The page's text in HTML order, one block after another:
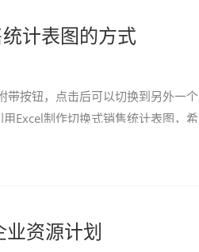
计表图的方式
按钮，点击后可以切换到另外一个
Excel制作切换式销售统计表图，希
业资源计划